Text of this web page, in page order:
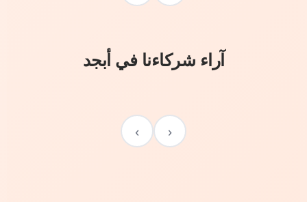
آراء شركاءنا في أبجد
‹
›